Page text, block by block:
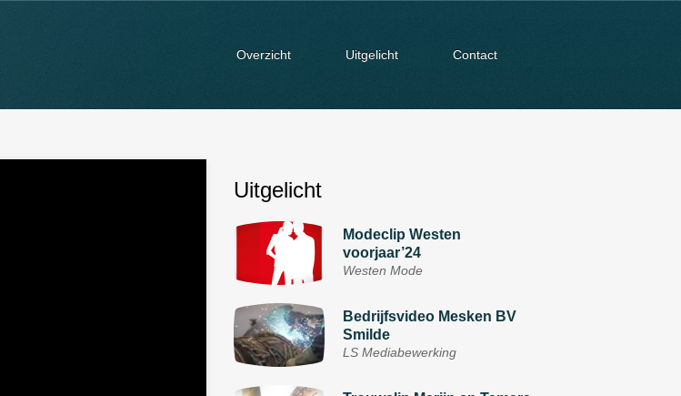
Overzicht Uitgelicht Contact
Uitgelicht
Modeclip Westen
voorjaar’24
Westen Mode
Bedrijfsvideo Mesken BV
Smilde
LS Mediabewerking